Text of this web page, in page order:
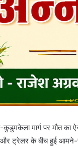
कुडुमकेला मार्ग पर मौत
और ट्रेलर के बीच हुई